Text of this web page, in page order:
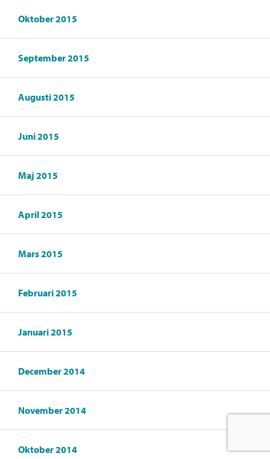
Oktober 2015
September 2015
Augusti 2015
Juni 2015
Maj 2015
April 2015
Mars 2015
Februari 2015
Januari 2015
December 2014
November 2014
Oktober 2014